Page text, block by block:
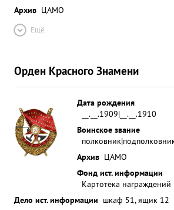
Архив ЦАМО
Ещё
Орден Красного Знамени
Дата рождения
__.__.1909|__.__.1910
Воинское звание
Архив ЦАМО
Фонд ист. информации
Картотека награждений
Дело ист. информации шкаф 51, ящик 12